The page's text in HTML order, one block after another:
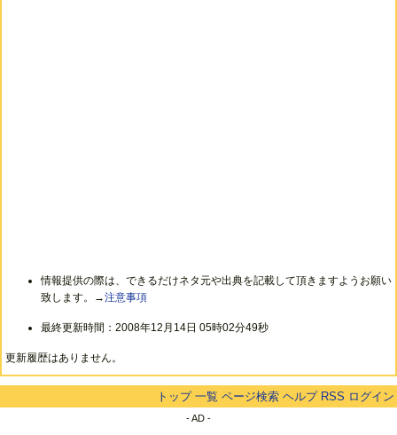
情報提供の際は、できるだけネタ元や出典を記載して頂きますようお願い
致します。→注意事項
最終更新時間：2008年12月14日 05時02分49秒
更新履歴はありません。
トップ 一覧 ページ検索 ヘルプ RSS ログイン
- AD -